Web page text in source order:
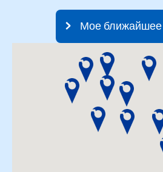
Мое ближайшее